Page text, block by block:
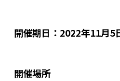
開催期日：2022年11月5
開催場所